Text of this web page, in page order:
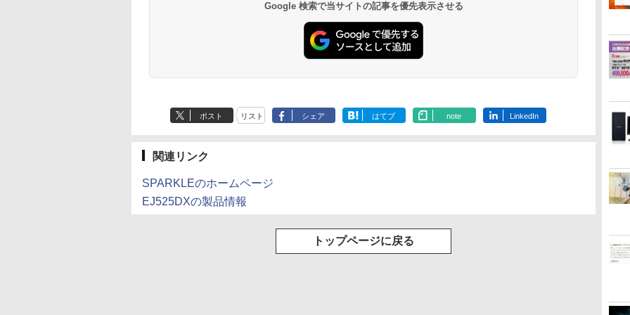
Google 検索で当サイトの記事を優先表示させる
ポスト リスト シェア はてブ note LinkedIn
関連リンク
SPARKLEのホームページ
EJ525DXの製品情報
トップページに戻る